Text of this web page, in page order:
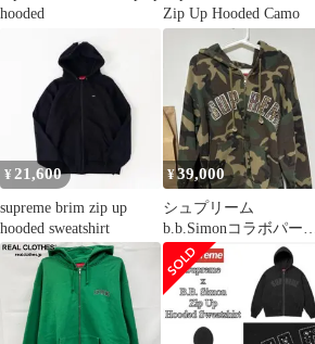
hooded
Zip Up Hooded Camo
¥ 21,600
supreme brim zip up
hooded sweatshirt
¥39,000
シュプリーム
b.b.Simonコラボパーカ
ー